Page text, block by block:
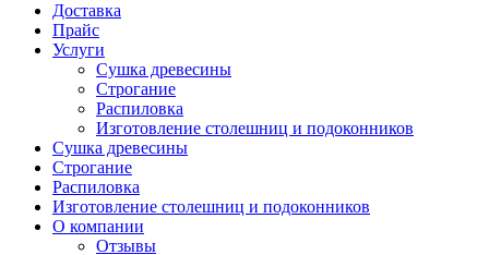
Доставка
Прайс
Услуги
Сушка древесины
Строгание
Распиловка
Изготовление столешниц и подоконников
Сушка древесины
Строгание
Распиловка
Изготовление столешниц и подоконников
О компании
Отзывы